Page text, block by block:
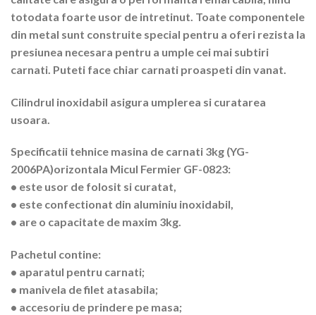
totodata foarte usor de intretinut. Toate componentele
din metal sunt construite special pentru a oferi rezista la
presiunea necesara pentru a umple cei mai subtiri
carnati. Puteti face chiar carnati proaspeti din vanat.
Cilindrul inoxidabil asigura umplerea si curatarea
usoara.
Specificatii tehnice masina de carnati 3kg (YG-
2006PA)orizontala Micul Fermier GF-0823:
• este usor de folosit si curatat,
• este confectionat din aluminiu inoxidabil,
• are o capacitate de maxim 3kg.
Pachetul contine:
• aparatul pentru carnati;
• manivela de filet atasabila;
• accesoriu de prindere pe masa;